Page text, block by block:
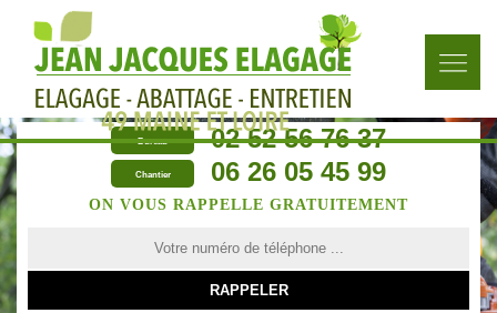
Bureau 02 52 56 76 37
Chantier 06 26 05 45 99
ON VOUS RAPPELLE GRATUITEMENT